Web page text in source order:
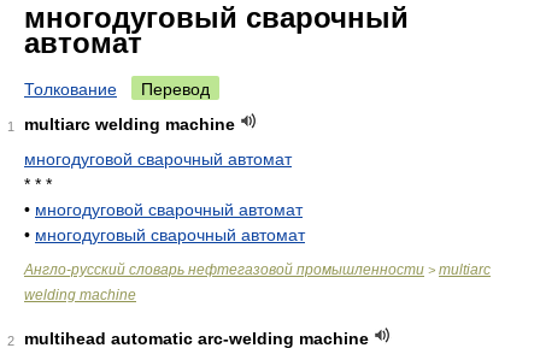
многодуговый сварочный
автомат
Толкование Перевод
1
multiarc welding machine
многодуговой сварочный автомат
* * *
• многодуговой сварочный автомат
• многодуговый сварочный автомат
Англо-русский словарь нефтегазовой промышленности > multiarc
welding machine
2
multihead automatic arc-welding machine